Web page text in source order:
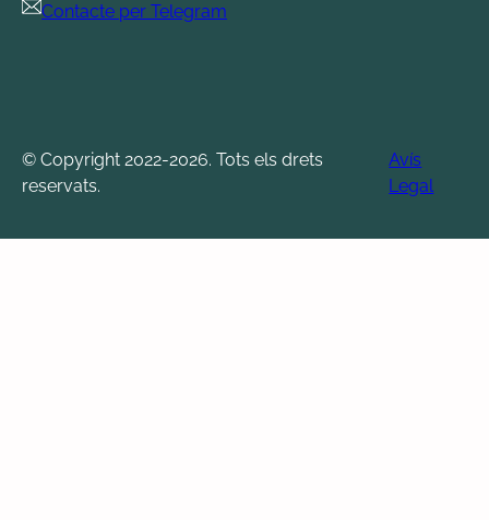
Contacte per Telegram
© Copyright 2022-2026. Tots els drets
reservats.
Avís
Legal